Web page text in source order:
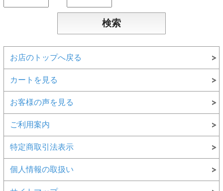
お店のトップへ戻る
カートを見る
お客様の声を見る
ご利用案内
特定商取引法表示
個人情報の取扱い